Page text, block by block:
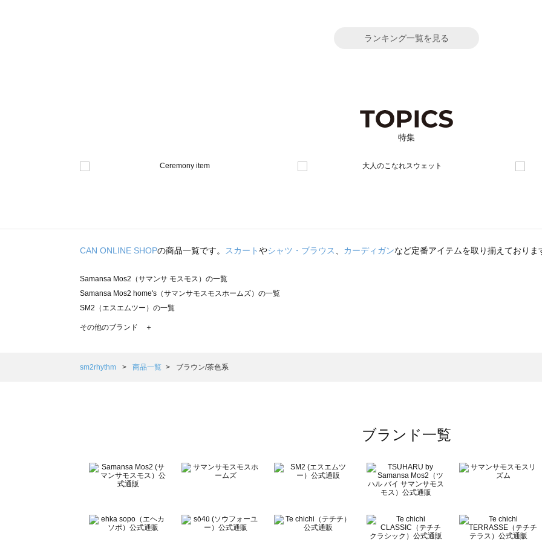
ランキング一覧を見る
特集
CAN ONLINE SHOPの商品一覧です。 スカートやシャツ・ブラウス、 カーディガンなど定番アイテムを取り揃えておりま
Samansa Mos2（サマンサ モスモス）の一覧
Samansa Mos2 home's（サマンサモスモスホームズ）の一覧
SM2（エスエムツー）の一覧
TSUHARU by Samansa Mos2（ツハルバイサマンサモスモス）の一覧
Samansa Mos2 Lagom（サマンサモスモス ラーゴム）の一覧
BETTY'S BLUE（べティーズブルー）の一覧
Wpc.（ワールドパーティー）の一覧
その他のブランド ＋
sm2rhythm 商品一覧 ブラウン/茶色系
ブランド一覧